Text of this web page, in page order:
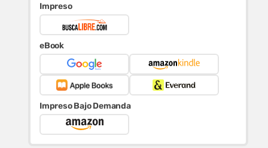
Impreso
eBook
Impreso Bajo Demanda